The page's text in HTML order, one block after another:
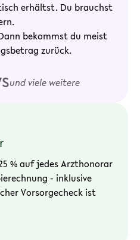
erhältst. Du brauchst
bekommst du meist
zurück.
und viele weitere
% auf jedes Arzthonorar
- inklusive
Vorsorgecheck ist